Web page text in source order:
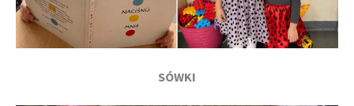
SÓWKI